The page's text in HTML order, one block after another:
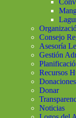
Consejo
Asesoría
Gestión
Recursos
Donar
Noticias